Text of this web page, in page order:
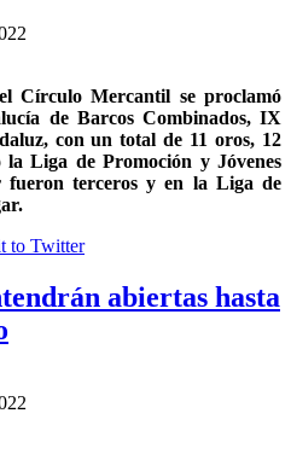
Círculo Mercantil se proclamó
de Barcos Combinados, IX
con un total de 11 oros, 12
Liga de Promoción y Jóvenes
fueron terceros y en la Liga de
abiertas hasta